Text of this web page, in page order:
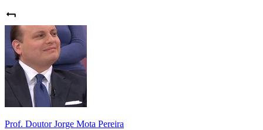
Prof. Doutor Jorge Mota Pereira